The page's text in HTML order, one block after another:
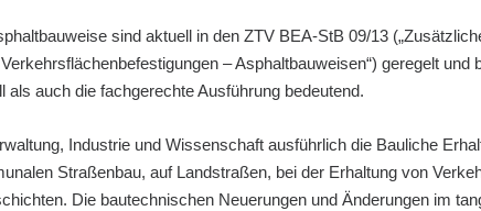
sind aktuell in den ZTV BEA-StB 09/13
– Asphaltbauweisen“) geregelt und
auch die fachgerechte Ausführung bedeutend.
Industrie und Wissenschaft ausführlich die Bauliche
Straßenbau, auf Landstraßen, bei der Erhaltung von
Die bautechnischen Neuerungen und Änderungen im